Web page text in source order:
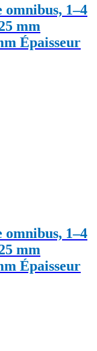
1–4
mm
Épaisseur
1–4
mm
Épaisseur